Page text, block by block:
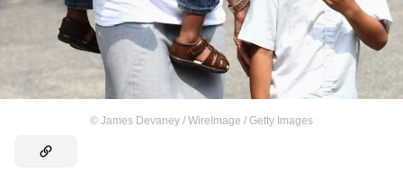
© James Devaney / WireImage / Getty Images